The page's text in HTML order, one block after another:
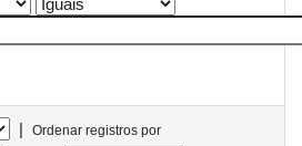
|
Ordenar registros por